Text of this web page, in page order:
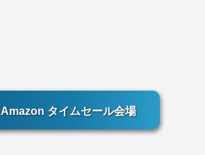
Amazon タイムセール会場